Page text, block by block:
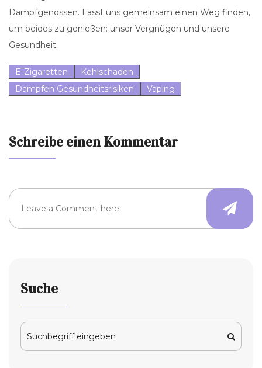
Dampfgenossen. Lasst uns gemeinsam einen Weg finden,
um beides zu genießen: unser Vergnügen und unsere
Gesundheit.
E-Zigaretten
Kehlschaden
Dampfen Gesundheitsrisiken
Vaping
Schreibe einen Kommentar
Suche